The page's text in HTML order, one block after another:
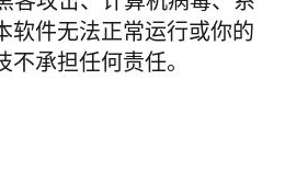
软件无法正常运行或你的
承担任何责任。